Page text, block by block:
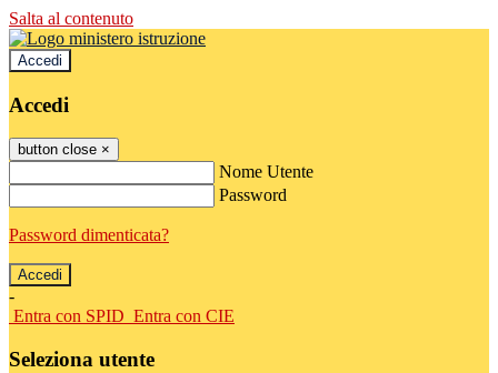
Salta al contenuto
Accedi
Accedi
button close ×
Nome Utente
Password
Password dimenticata?
-
Entra con SPID Entra con CIE
Seleziona utente